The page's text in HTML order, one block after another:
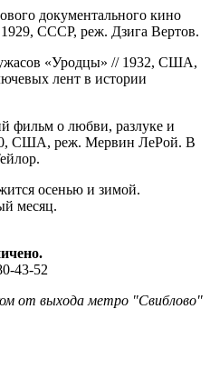
документального кино
СССР, реж. Дзига Вертов.
ужасов «Уродцы» // 1932, США,
лент в истории
фильм о любви, разлуке и
США, реж. Мервин ЛеРой. В
осенью и зимой.
месяц.
43-52
от выхода метро "Свиблово"